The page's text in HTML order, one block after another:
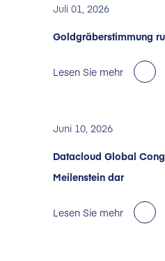
Juli 01, 2026
Goldgräberstimmung
Lesen Sie mehr
Juni 10, 2026
Datacloud Global
Meilenstein dar
Lesen Sie mehr